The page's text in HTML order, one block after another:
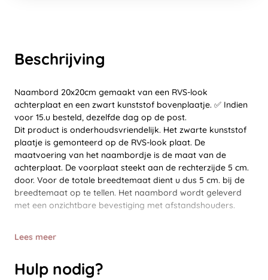
Beschrijving
Naambord 20x20cm gemaakt van een RVS-look
achterplaat en een zwart kunststof bovenplaatje. ✅ Indien
voor 15.u besteld, dezelfde dag op de post.
Dit product is onderhoudsvriendelijk. Het zwarte kunststof
plaatje is gemonteerd op de RVS-look plaat. De
maatvoering van het naambordje is de maat van de
achterplaat. De voorplaat steekt aan de rechterzijde 5 cm.
door. Voor de totale breedtemaat dient u dus 5 cm. bij de
breedtemaat op te tellen. Het naambord wordt geleverd
met een onzichtbare bevestiging met afstandshouders.
Lees meer
Hulp nodig?